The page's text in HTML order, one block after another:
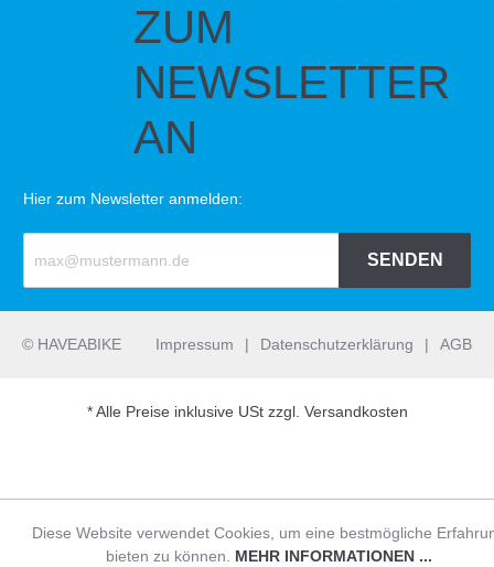
ZUM
NEWSLETTER
AN
Hier zum Newsletter anmelden:
SENDEN
© HAVEABIKE Impressum | Datenschutzerklärung | AGB
* Alle Preise inklusive USt zzgl. Versandkosten
Diese Website verwendet Cookies, um eine bestmögliche
bieten zu können. MEHR INFORMATIONEN ...